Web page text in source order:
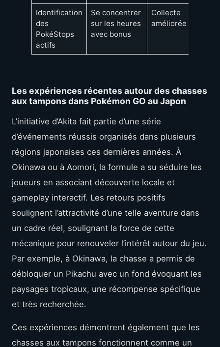
Identification
des
PokéStops
actifs
Se concentrer
sur les heures
avec bonus
Collecte
améliorée
Les expériences récentes autour des chasses
aux tampons dans Pokémon GO au Japon
L’initiative d’Akita fait partie d’une série
d’événements réussis organisés dans plusieurs
régions japonaises ces dernières années. À
Okinawa ou à Aomori, la formule a su séduire les
joueurs en associant découverte locale et
gameplay interactif. Les retours positifs
soulignent l’attractivité d’une telle aventure dans
un cadre réel, soulignant la force de cette
mécanique pour renouveler l’intérêt autour du jeu.
Par exemple, à Okinawa, la chasse a permis de
débloquer un Pikachu avec un fond évoquant les
paysages tropicaux, une récompense spécifique
et très recherchée.
Ces expériences démontrent également que les
chasses aux tampons fonctionnent comme un